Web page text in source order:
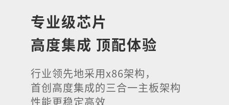
专业级芯片
高度集成 顶配体验
行业领先地采用x86架构，
首创高度集成的三合一主板架构
性能更稳定高效